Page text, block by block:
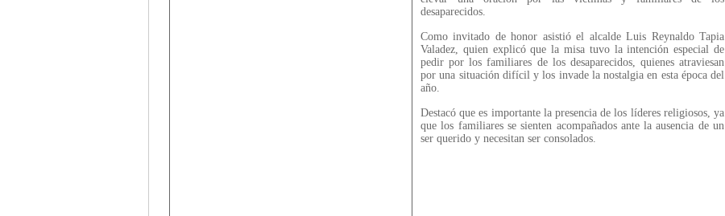
desaparecidos.
Como invitado de honor asistió el alcalde Luis Reynaldo Tapia
Valadez, quien explicó que la misa tuvo la intención especial de
pedir por los familiares de los desaparecidos, quienes atraviesan
por una situación difícil y los invade la nostalgia en esta época del
año.
Destacó que es importante la presencia de los líderes religiosos, ya
que los familiares se sienten acompañados ante la ausencia de un
ser querido y necesitan ser consolados.